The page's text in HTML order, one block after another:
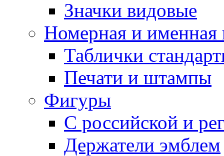
Значки видовые
Номерная и именная
Таблички
Печати и штампы
Фигуры
С российской и
Держатели эмблем